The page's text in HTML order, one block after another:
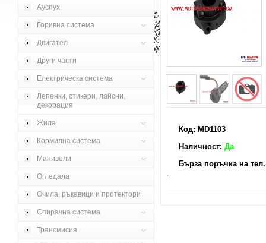
Код: MD1103
Наличност: Да
Бърза поръчка на
Ауспух
Горивна система
Двигател
Други части
Електрическа система
Лепенки, стикери, лайсни,
декорация
Жила
Кормилна система
Манивели
Огледала
Очила, ръкавици и протектори
Спирачна система
Трансмисия